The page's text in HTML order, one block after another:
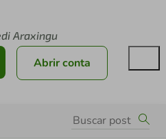
Araxingu
Abrir conta